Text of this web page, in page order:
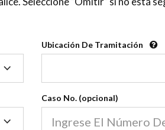
Ubicación De Tramitación
Tramitación
Caso No. (opcional)